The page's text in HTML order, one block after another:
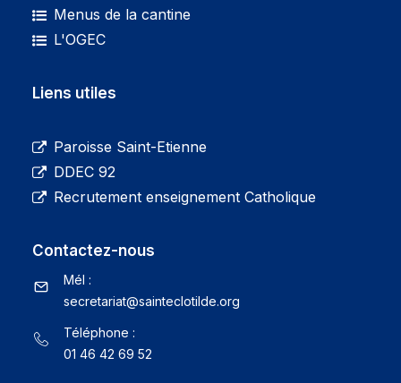
Menus de la cantine
L'OGEC
Liens utiles
Paroisse Saint-Etienne
DDEC 92
Recrutement enseignement Catholique
Contactez-nous
Mél :
gro.edlitolcetnias
@tairaterces
Téléphone :
01 46 42 69 52